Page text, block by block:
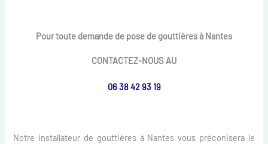
Pour toute demande de pose de gouttières à Nantes
CONTACTEZ-NOUS AU
06 38 42 93 19
Notre installateur de gouttières à Nantes vous préconisera le